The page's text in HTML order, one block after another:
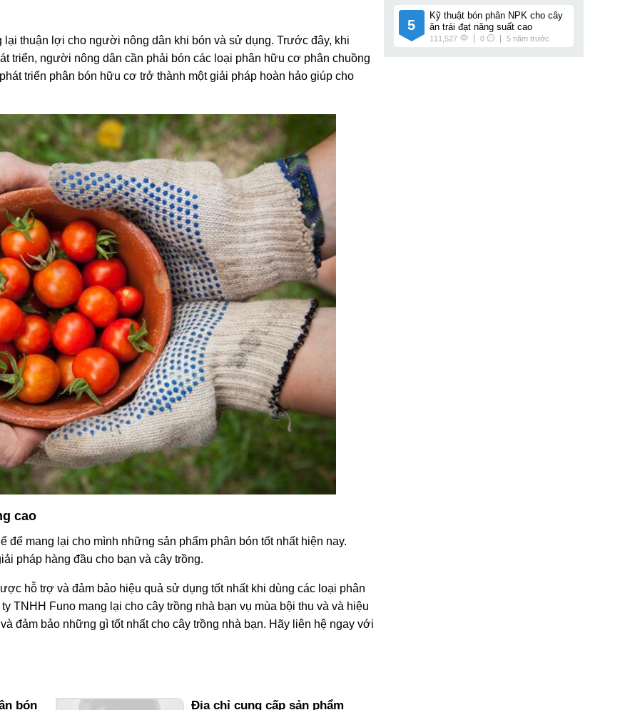
thuận lợi cho người nông dân khi bón và sử dụng. Trước đây, khi
triển, người nông dân cần phải bón các loại phân hữu cơ phân chuồng
triển phân bón hữu cơ trở thành một giải pháp hoàn hảo giúp cho
cao
để mang lại cho mình những sản phẩm phân bón tốt nhất hiện nay.
pháp hàng đầu cho bạn và cây trồng.
hỗ trợ và đảm bảo hiệu quả sử dụng tốt nhất khi dùng các loại phân
TNHH Funo mang lại cho cây trồng nhà bạn vụ mùa bội thu và và hiệu
đảm bảo những gì tốt nhất cho cây trồng nhà bạn. Hãy liên hệ ngay với
bón Địa chỉ cung cấp sản phẩm
5
Kỹ thuật bón phân NPK cho cây
ăn trái đạt năng suất cao
111,527 0 5 năm trước